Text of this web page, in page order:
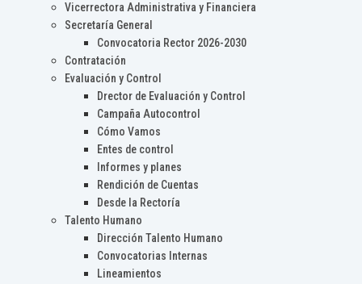
Vicerrectora Administrativa y Financiera
Secretaría General
Convocatoria Rector 2026-2030
Contratación
Evaluación y Control
Drector de Evaluación y Control
Campaña Autocontrol
Cómo Vamos
Entes de control
Informes y planes
Rendición de Cuentas
Desde la Rectoría
Talento Humano
Dirección Talento Humano
Convocatorias Internas
Lineamientos